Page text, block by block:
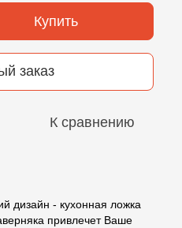
Купить
заказ
К сравнению
дизайн - кухонная ложка
привлечет Ваше